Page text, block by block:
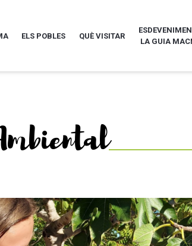
ELS POBLES QUÈ VISITAR
LA GUIA